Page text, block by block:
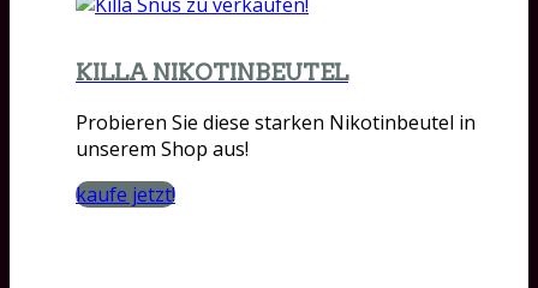
KILLA NIKOTINBEUTEL
Probieren Sie diese starken Nikotinbeutel in
unserem Shop aus!
kaufe jetzt!